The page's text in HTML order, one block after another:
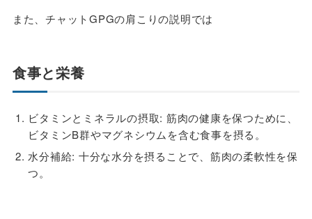
また、チャットGPGの肩こりの説明では
食事と栄養
ビタミンとミネラルの摂取: 筋肉の健康を保つために、
ビタミンB群やマグネシウムを含む食事を摂る。
水分補給: 十分な水分を摂ることで、筋肉の柔軟性を保
つ。